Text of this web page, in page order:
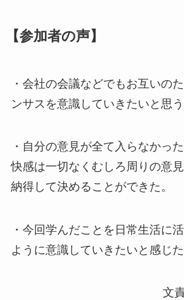
【参加者の声】
・会社の会議などでもお互いの
ンサスを意識していきたいと思う
・自分の意見が全て入らなかっ
快感は一切なくむしろ周りの意
納得して決めることができた。
・今回学んだことを日常生活に
ように意識していきたいと感じた
文